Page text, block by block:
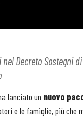
Decreto Sostegni
lanciato un nuovo
e le famiglie, più che